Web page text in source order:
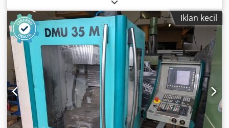
pergerakan sumbu A: +108/-5° Rentang pergerakan sumbu
C: 360° Pengontrol CNC: HEIDENHAIN Diameter meja: 500
mm Meja dapat disesuaikan dalam derajat Berat benda
kerja maksimum: 200 kg Jumlah posisi pada pengubah
alat: 30 Kecepatan spindel: 20 – 30.000 RPM Daya motor:
15 kW Dimensi (Panjang x Lebar x Tinggi): sekitar 3700 x
2850 x 2800 mm Berat mesin: sekitar 5,8 ton Peralatan
tambahan: Konveyor serpihan berbagai alat Credszl S
Uzepfx Agvof Kondisi: Kondisi sangat baik, jarang
digunakan Jam operasi: 2.700 Mesin masih beroperasi
Penjual tidak bertanggung jawab atas kesalahan
Iklan kecil